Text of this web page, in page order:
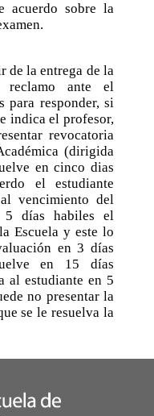
acuerdo sobre la
de la entrega de la
reclamo ante el
para responder, si
indica el profesor,
revocatoria
(dirigida
en cinco dias
el estudiante
vencimiento del
5 días habiles el
Escuela y este lo
en 3 días
en 15 días
al estudiante en 5
no presentar la
se le resuelva la